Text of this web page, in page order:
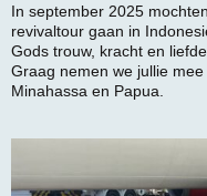
In september 2025
revivaltour gaan in
Gods trouw, kracht en
Graag nemen we jullie
Minahassa en Papua.